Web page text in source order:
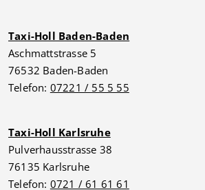
Taxi-Holl Baden-Baden
Aschmattstrasse 5
76532 Baden-Baden
Telefon: 07221 / 55 5 55
Taxi-Holl Karlsruhe
Pulverhausstrasse 38
76135 Karlsruhe
Telefon: 0721 / 61 61 61